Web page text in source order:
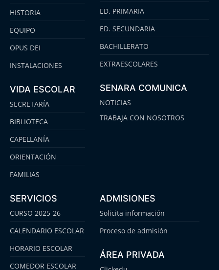
HISTORIA
EQUIPO
OPUS DEI
INSTALACIONES
VIDA ESCOLAR
SECRETARÍA
BIBLIOTECA
CAPELLANÍA
ORIENTACIÓN
FAMILIAS
ED. PRIMARIA
ED. SECUNDARIA
BACHILLERATO
EXTRAESCOLARES
SENARA COMUNICA
NOTICIAS
TRABAJA CON NOSOTROS
SERVICIOS
CURSO 2025-26
CALENDARIO ESCOLAR
HORARIO ESCOLAR
COMEDOR ESCOLAR
ADMISIONES
Solicita información
Proceso de admisión
ÁREA PRIVADA